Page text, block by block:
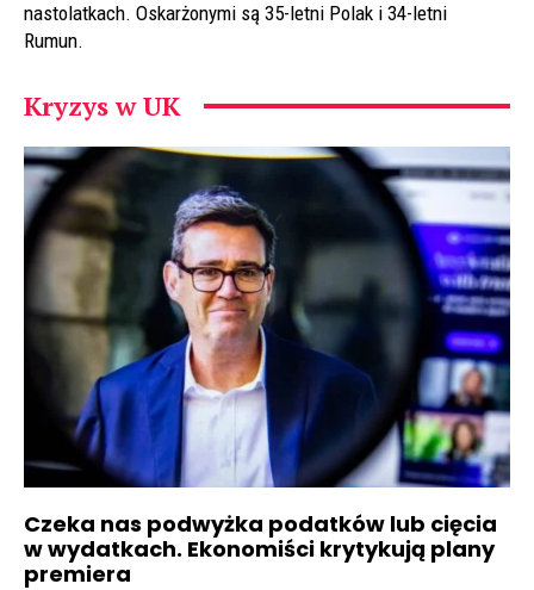
nastolatkach. Oskarżonymi są 35-letni Polak i 34-letni
Rumun.
Kryzys w UK
Czeka nas podwyżka podatków lub cięcia
w wydatkach. Ekonomiści krytykują plany
premiera